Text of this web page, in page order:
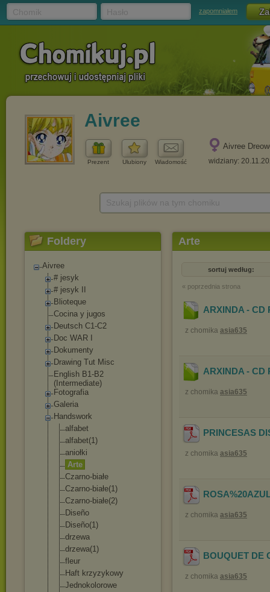
zapomniałem
Aivree
Prezent Ulubiony Wiadomość
Aivree
widziany:
Foldery
Aivree
# jesyk
# jesyk II
Blioteque
Cocina y jugos
Deutsch C1-C2
Doc WAR I
Dokumenty
Drawing Tut Misc
English B1-B2
(Intermediate)
Fotografia
Galeria
Handswork
alfabet
alfabet(1)
aniołki
Arte
Czarno-białe
Czarno-białe(1)
Czarno-białe(2)
Diseño
Diseño(1)
drzewa
drzewa(1)
fleur
Haft krzyzykowy
Jednokolorowe
Arte
sortuj według:
« poprzednia strona
ARXINDA - CD
z chomika asia635
ARXINDA - CD
z chomika asia635
PRINCESAS
z chomika asia635
z chomika asia635
BOUQUET DE
z chomika asia635